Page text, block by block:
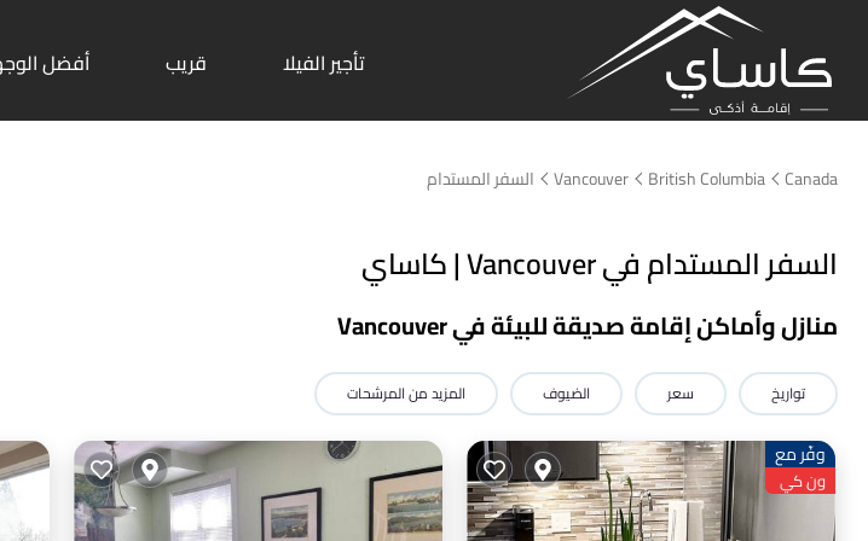
تأجير الفيلا قريب أفضل
Canada
British Columbia
Vancouver السفر المستدام
السفر المستدام في Vancouver | كاساي
منازل وأماكن إقامة صديقة للبيئة في Vancouver
تواريخ سعر الضيوف المزيد من المرشحات
وفّر مع
ون كي